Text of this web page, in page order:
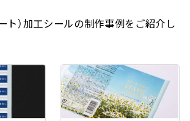
ト）加工シールの制作事例をご紹介し